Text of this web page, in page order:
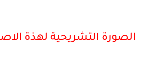
الصورة التشريحية لهذة